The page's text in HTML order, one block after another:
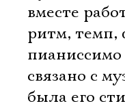
вместе
ритм, темп,
пианиссимо
связано с
была его